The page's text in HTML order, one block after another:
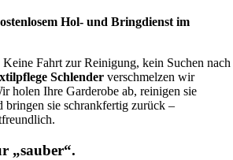
Hol- und Bringdienst im
Fahrt zur Reinigung, kein Suchen nach
Schlenderverschmelzen wir
holen Ihre Garderobe ab, reinigen sie
bringen sie schrankfertig zurück –
„sauber“.